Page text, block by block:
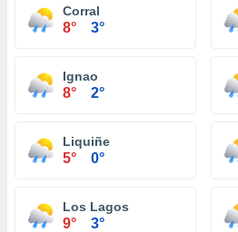
Corral
8° 3°
Ignao
8° 2°
Liquiñe
5° 0°
Los Lagos
9° 3°